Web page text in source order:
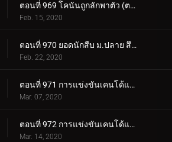
ตอนที่ 969 โคนันถูกลักพาตัว (ตอนจบ)
Feb. 15, 2020
ตอนที่ 970 ยอดนักสืบ ม.ปลาย สึซึกิ โซโนโกะ
Feb. 22, 2020
ตอนที่ 971 การแข่งขันเคนโด้แห่งความรักและปริศนา (ตอนแรก)
Mar. 07, 2020
ตอนที่ 972 การแข่งขันเคนโด้แห่งความรักและปริศนา (ตอนจบ)
Mar. 14, 2020